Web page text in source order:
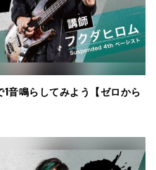
音鳴らしてみよう【ゼロから